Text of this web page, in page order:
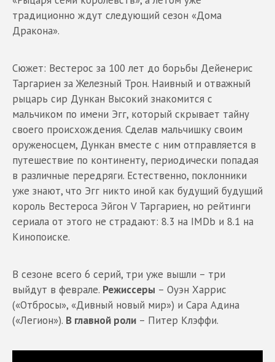
традиционно ждут следующий сезон «Дома
Дракона».
Сюжет: Вестерос за 100 лет до борьбы Дейенерис
Таргариен за Железный Трон. Наивный и отважный
рыцарь сир Дункан Высокий знакомится с
мальчиком по имени Эгг, который скрывает тайну
своего происхождения. Сделав мальчишку своим
оруженосцем, Дункан вместе с ним отправляется в
путешествие по континенту, периодически попадая
в различные передряги. Естественно, поклонники
уже знают, что Эгг никто иной как будущий будущий
король Вестероса Эйгон V Таргариен, но рейтинги
сериала от этого не страдают: 8.3 на IMDb и 8.1 на
Кинопоиске.
В сезоне всего 6 серий, три уже вышли – три
выйдут в феврале. Режиссеры – Оуэн Харрис
(«Отбросы», «Дивный новый мир») и Сара Адина
(«Легион»). В главной роли – Питер Клэффи.